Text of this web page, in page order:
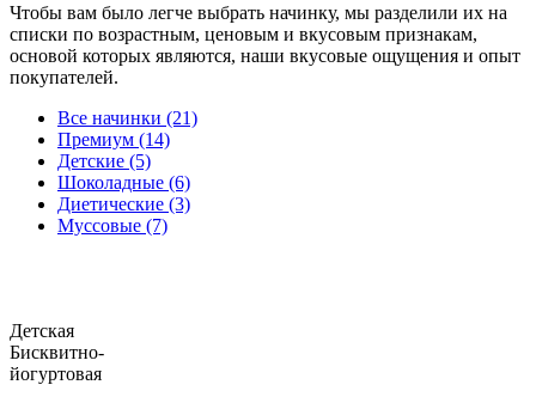
Чтобы вам было легче выбрать начинку, мы разделили их на
списки по возрастным, ценовым и вкусовым признакам,
основой которых являются, наши вкусовые ощущения и опыт
покупателей.
Все начинки (21)
Премиум (14)
Детские (5)
Шоколадные (6)
Диетические (3)
Муссовые (7)
Детская
Бисквитно-
йогуртовая